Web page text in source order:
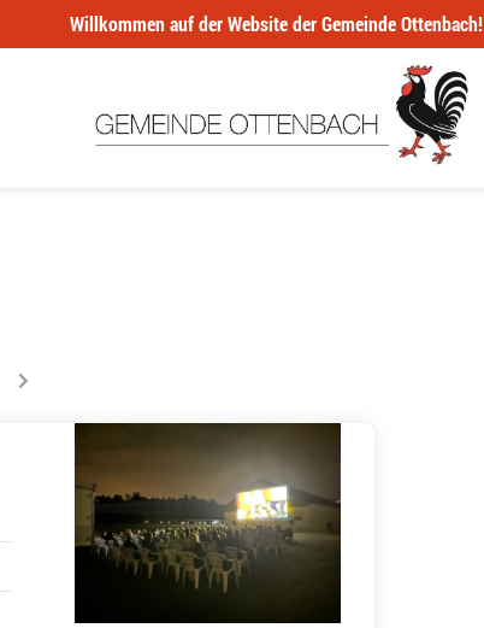
Willkommen auf der Website der Gemeinde Ottenbach!
la page
êtes sur la page